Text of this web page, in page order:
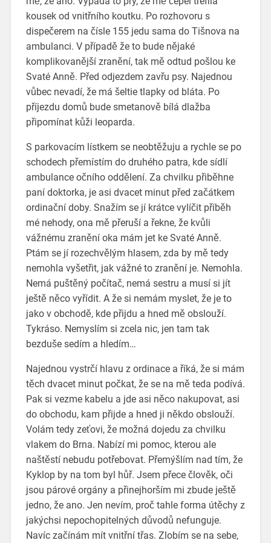
kousek od vnitřního koutku. Po rozhovoru s
dispečerem na čísle 155 jedu sama do Tišnova na
ambulanci. V případě že to bude nějaké
komplikovanější zranění, tak mě odtud pošlou ke
Svaté Anně. Před odjezdem zavřu psy. Najednou
vůbec nevadí, že má šeltie tlapky od bláta. Po
příjezdu domů bude smetanově bílá dlažba
připomínat kůži leoparda.
S parkovacím lístkem se neobtěžuju a rychle se po
schodech přemístím do druhého patra, kde sídlí
ambulance očního oddělení. Za chvilku přiběhne
paní doktorka, je asi dvacet minut před začátkem
ordinační doby. Snažím se jí krátce vylíčit příběh
mé nehody, ona mě přeruší a řekne, že kvůli
vážnému zranění oka mám jet ke Svaté Anně.
Ptám se jí rozechvělým hlasem, zda by mě tedy
nemohla vyšetřit, jak vážné to zranění je. Nemohla.
Nemá puštěný počítač, nemá sestru a musí si jít
ještě něco vyřídit. A že si nemám myslet, že je to
jako v obchodě, kde přijdu a hned mě obslouží.
Tykráso. Nemyslím si zcela nic, jen tam tak
bezduše sedím a hledím…
Najednou vystrčí hlavu z ordinace a říká, že si mám
těch dvacet minut počkat, že se na mě teda podívá.
Pak si vezme kabelu a jde asi něco nakupovat, asi
do obchodu, kam přijde a hned ji někdo obslouží.
Volám tedy zeťovi, že možná dojedu za chvilku
vlakem do Brna. Nabízí mi pomoc, kterou ale
naštěstí nebudu potřebovat. Přemýšlím nad tím, že
Kyklop by na tom byl hůř. Jsem přece člověk, oči
jsou párové orgány a přinejhorším mi zbude ještě
jedno, že ano. Jen nevím, proč tahle forma útěchy z
jakýchsi nepochopitelných důvodů nefunguje.
Navíc začínám mít vnitřní třas. Zlobím se na sebe,